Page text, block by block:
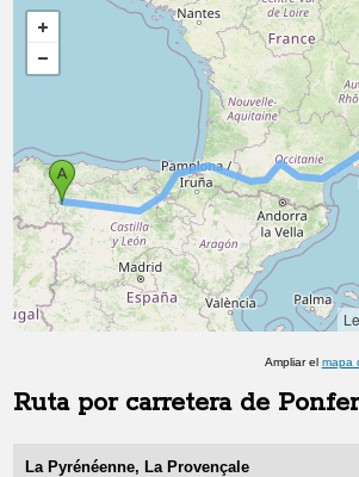
Ampliar el mapa
Ruta por carretera de
La Pyrénéenne, La Provençale